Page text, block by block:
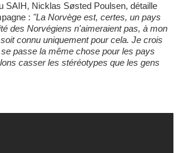
: "La Norvège est, certes, un pays
des Norvégiens n'aimeraient pas, à mon
connu uniquement pour cela. Je crois
passe la même chose pour les pays
casser les stéréotypes que les gens